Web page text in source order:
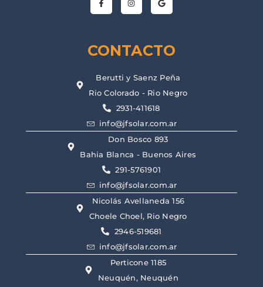
CONTACTO
Berutti y Saenz Peña
Rio Colorado - Rio Negro
2931-411618
info@jfsolar.com.ar
Don Bosco 893
Bahia Blanca - Buenos Aires
291-5761901
info@jfsolar.com.ar
Nicolás Avellaneda 156
Choele Choel, Rio Negro
2946-519681
info@jfsolar.com.ar
Perticone 1185
Neuquén, Neuquén